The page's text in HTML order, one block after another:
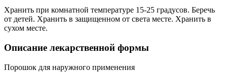
Хранить при комнатной температуре 15-25 градусов. Беречь
от детей. Хранить в защищенном от света месте. Хранить в
сухом месте.
Описание лекарственной формы
Порошок для наружного применения